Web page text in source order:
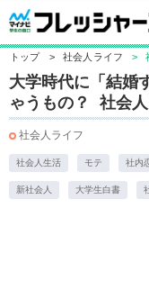
トップ > 社会人ライフ >
大学時代に「結婚
ゃうもの？ 社会
社会人ライフ
社会人生活 モテ 社内
新社会人 大学生白書